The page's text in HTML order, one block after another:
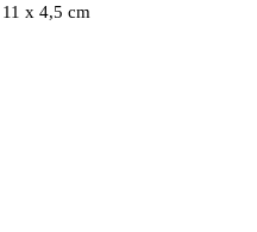
x 4,5 cm